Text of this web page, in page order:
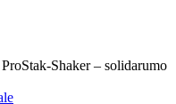
Shaker – solidarumo